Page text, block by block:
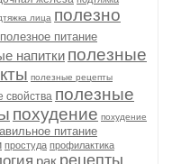
лица полезно
полезное питание
напитки полезные
полезные рецепты
свойства полезные
похудение похудение
питание
простуда профилактика
рак рецепты